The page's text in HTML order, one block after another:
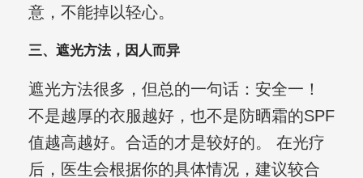
意，不能掉以轻心。
三、遮光方法，因人而异
遮光方法很多，但总的一句话：安全一！
不是越厚的衣服越好，也不是防晒霜的SPF
值越高越好。合适的才是较好的。 在光疗
后，医生会根据你的具体情况，建议较合